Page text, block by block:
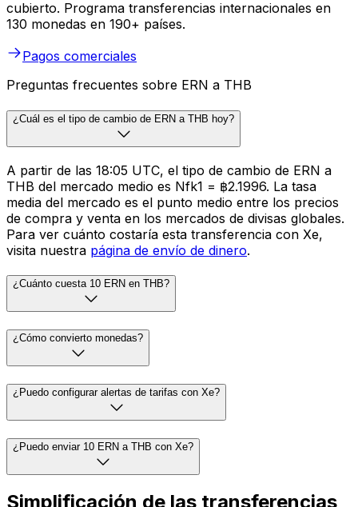
cubierto. Programa transferencias internacionales en
130 monedas en 190+ países.
Pagos comerciales
Preguntas frecuentes sobre ERN a THB
¿Cuál es el tipo de cambio de ERN a THB hoy?
A partir de las 18:05 UTC, el tipo de cambio de ERN a
THB del mercado medio es Nfk1 = ฿2.1996. La tasa
media del mercado es el punto medio entre los precios
de compra y venta en los mercados de divisas globales.
Para ver cuánto costaría esta transferencia con Xe,
visita nuestra página de envío de dinero.
¿Cuánto cuesta 10 ERN en THB?
¿Cómo convierto monedas?
¿Puedo configurar alertas de tarifas con Xe?
¿Puedo enviar 10 ERN a THB con Xe?
Simplificación de las transferencias